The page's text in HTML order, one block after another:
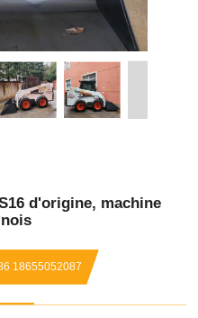
d'origine, machine
18655052087